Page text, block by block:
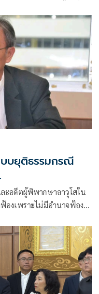
บบยุติธรรมกรณี
ะอดีตผู้พิพากษาอาวุโสใน
งเพราะไม่มีอำนาจฟ้อง”: